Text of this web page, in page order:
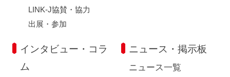
LINK-J協賛・協力
出展・参加
インタビュー・コラ
ム
ニュース・掲示板
ニュース一覧